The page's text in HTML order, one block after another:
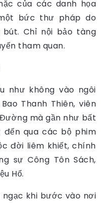
của các danh họa
bức thư pháp do
Chỉ nội bảo tàng
tham quan.
như không vào ngôi
Thanh Thiên, viên
mà gần như bất
đến qua các bộ phim
đời liêm khiết, chính
sự Công Tôn Sách,
Hổ.
ngạc khi bước vào nơi